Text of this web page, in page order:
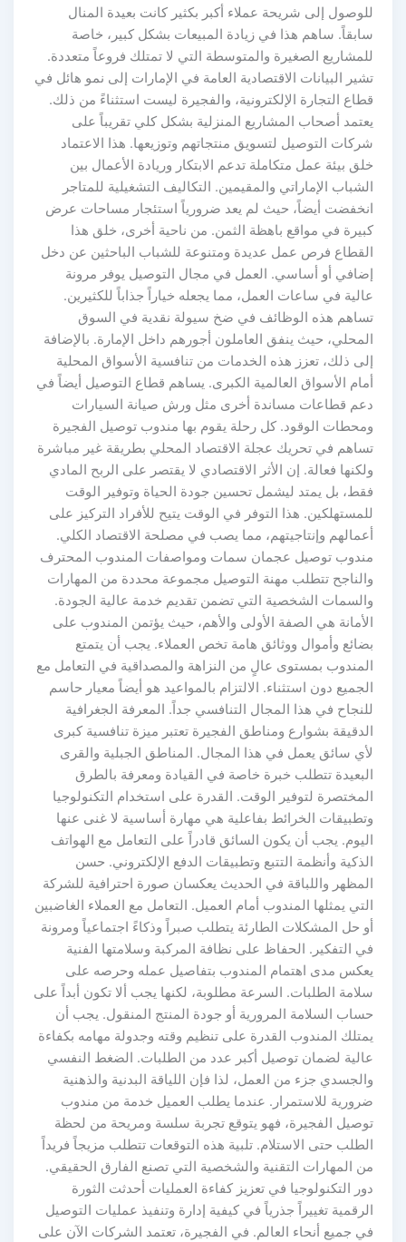
للوصول إلى شريحة عملاء أكبر بكثير كانت بعيدة المنال
سابقاً. ساهم هذا في زيادة المبيعات بشكل كبير، خاصة
للمشاريع الصغيرة والمتوسطة التي لا تمتلك فروعاً متعددة.
تشير البيانات الاقتصادية العامة في الإمارات إلى نمو هائل في
قطاع التجارة الإلكترونية، والفجيرة ليست استثناءً من ذلك.
يعتمد أصحاب المشاريع المنزلية بشكل كلي تقريباً على
شركات التوصيل لتسويق منتجاتهم وتوزيعها. هذا الاعتماد
خلق بيئة عمل متكاملة تدعم الابتكار وريادة الأعمال بين
الشباب الإماراتي والمقيمين. التكاليف التشغيلية للمتاجر
انخفضت أيضاً، حيث لم يعد ضرورياً استئجار مساحات عرض
كبيرة في مواقع باهظة الثمن. من ناحية أخرى، خلق هذا
القطاع فرص عمل عديدة ومتنوعة للشباب الباحثين عن دخل
إضافي أو أساسي. العمل في مجال التوصيل يوفر مرونة
عالية في ساعات العمل، مما يجعله خياراً جذاباً للكثيرين.
تساهم هذه الوظائف في ضخ سيولة نقدية في السوق
المحلي، حيث ينفق العاملون أجورهم داخل الإمارة. بالإضافة
إلى ذلك، تعزز هذه الخدمات من تنافسية الأسواق المحلية
أمام الأسواق العالمية الكبرى. يساهم قطاع التوصيل أيضاً في
دعم قطاعات مساندة أخرى مثل ورش صيانة السيارات
ومحطات الوقود. كل رحلة يقوم بها مندوب توصيل الفجيرة
تساهم في تحريك عجلة الاقتصاد المحلي بطريقة غير مباشرة
ولكنها فعالة. إن الأثر الاقتصادي لا يقتصر على الربح المادي
فقط، بل يمتد ليشمل تحسين جودة الحياة وتوفير الوقت
للمستهلكين. هذا التوفر في الوقت يتيح للأفراد التركيز على
أعمالهم وإنتاجيتهم، مما يصب في مصلحة الاقتصاد الكلي.
مندوب توصيل عجمان سمات ومواصفات المندوب المحترف
والناجح تتطلب مهنة التوصيل مجموعة محددة من المهارات
والسمات الشخصية التي تضمن تقديم خدمة عالية الجودة.
الأمانة هي الصفة الأولى والأهم، حيث يؤتمن المندوب على
بضائع وأموال ووثائق هامة تخص العملاء. يجب أن يتمتع
المندوب بمستوى عالٍ من النزاهة والمصداقية في التعامل مع
الجميع دون استثناء. الالتزام بالمواعيد هو أيضاً معيار حاسم
للنجاح في هذا المجال التنافسي جداً. المعرفة الجغرافية
الدقيقة بشوارع ومناطق الفجيرة تعتبر ميزة تنافسية كبرى
لأي سائق يعمل في هذا المجال. المناطق الجبلية والقرى
البعيدة تتطلب خبرة خاصة في القيادة ومعرفة بالطرق
المختصرة لتوفير الوقت. القدرة على استخدام التكنولوجيا
وتطبيقات الخرائط بفاعلية هي مهارة أساسية لا غنى عنها
اليوم. يجب أن يكون السائق قادراً على التعامل مع الهواتف
الذكية وأنظمة التتبع وتطبيقات الدفع الإلكتروني. حسن
المظهر واللباقة في الحديث يعكسان صورة احترافية للشركة
التي يمثلها المندوب أمام العميل. التعامل مع العملاء الغاضبين
أو حل المشكلات الطارئة يتطلب صبراً وذكاءً اجتماعياً ومرونة
في التفكير. الحفاظ على نظافة المركبة وسلامتها الفنية
يعكس مدى اهتمام المندوب بتفاصيل عمله وحرصه على
سلامة الطلبات. السرعة مطلوبة، لكنها يجب ألا تكون أبداً على
حساب السلامة المرورية أو جودة المنتج المنقول. يجب أن
يمتلك المندوب القدرة على تنظيم وقته وجدولة مهامه بكفاءة
عالية لضمان توصيل أكبر عدد من الطلبات. الضغط النفسي
والجسدي جزء من العمل، لذا فإن اللياقة البدنية والذهنية
ضرورية للاستمرار. عندما يطلب العميل خدمة من مندوب
توصيل الفجيرة، فهو يتوقع تجربة سلسة ومريحة من لحظة
الطلب حتى الاستلام. تلبية هذه التوقعات تتطلب مزيجاً فريداً
من المهارات التقنية والشخصية التي تصنع الفارق الحقيقي.
دور التكنولوجيا في تعزيز كفاءة العمليات أحدثت الثورة
الرقمية تغييراً جذرياً في كيفية إدارة وتنفيذ عمليات التوصيل
في جميع أنحاء العالم. في الفجيرة، تعتمد الشركات الآن على